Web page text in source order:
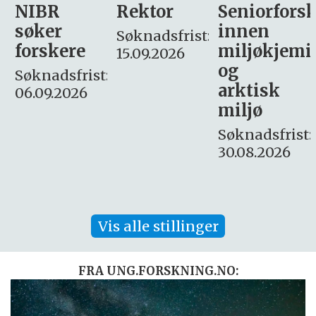
Rektor
Søknadsfrist:
15.09.2026
Seniorforsker
innen
miljøkjemi
søker
– fast
Søknadsfrist:
16. august.
Vis alle stillinger
FRA UNG.FORSKNING.NO: